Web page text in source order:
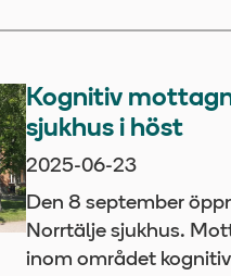
Kognitiv
sjukhus i höst
2025-06-23
Den 8 september
Norrtälje sjukhus.
inom området